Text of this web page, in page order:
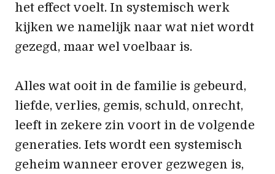
het effect voelt. In systemisch werk
kijken we namelijk naar wat niet wordt
gezegd, maar wel voelbaar is.
Alles wat ooit in de familie is gebeurd,
liefde, verlies, gemis, schuld, onrecht,
leeft in zekere zin voort in de volgende
generaties. Iets wordt een systemisch
geheim wanneer erover gezwegen is,